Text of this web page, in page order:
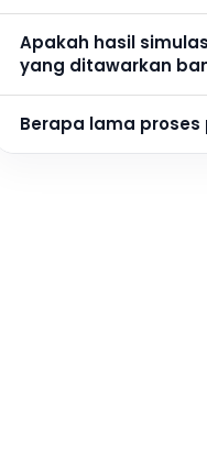
Apakah hasil
yang ditawarkan
Berapa lama proses